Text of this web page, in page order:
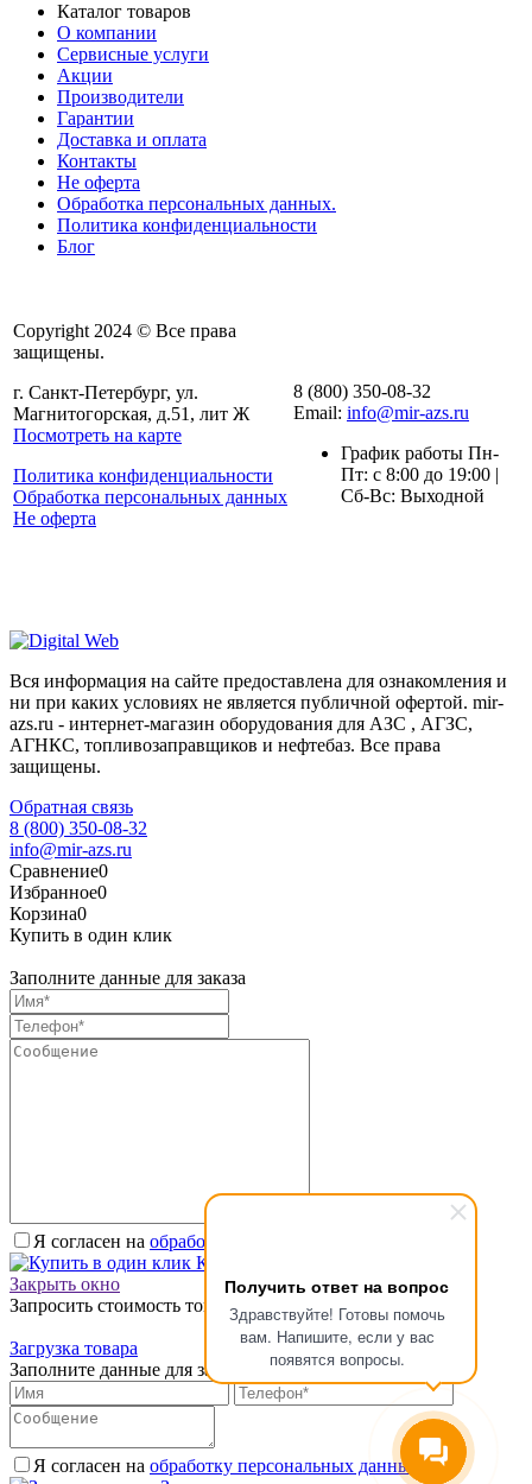
Получить ответ на вопрос
Здравствуйте! Готовы помочь
вам. Напишите, если у вас
появятся вопросы.
Каталог товаров
О компании
Сервисные услуги
Акции
Производители
Гарантии
Доставка и оплата
Контакты
Не оферта
Обработка персональных данных.
Политика конфиденциальности
Блог
Copyright 2024 © Все права
защищены.
г. Санкт-Петербург, ул.
Магнитогорская, д.51, лит Ж
Посмотреть на карте
Политика конфиденциальности
Обработка персональных данных
Не оферта
8 (800) 350-08-32
Email: info@mir-azs.ru
График работы Пн-
Пт: с 8:00 до 19:00 |
Сб-Вс: Выходной
Вся информация на сайте предоставлена для ознакомления и
ни при каких условиях не является публичной офертой. mir-
azs.ru - интернет-магазин оборудования для АЗС , АГЗС,
АГНКС, топливозаправщиков и нефтебаз. Все права
защищены.
Обратная связь
8 (800) 350-08-32
info@mir-azs.ru
Сравнение0
Избранное0
Корзина0
Купить в один клик
Заполните данные для заказа
Я согласен на обработку персональных данных.
Купить в один клик
Закрыть окно
Запросить стоимость товара
Загрузка товара
Заполните данные для запроса цены
Я согласен на обработку персональных данных.*